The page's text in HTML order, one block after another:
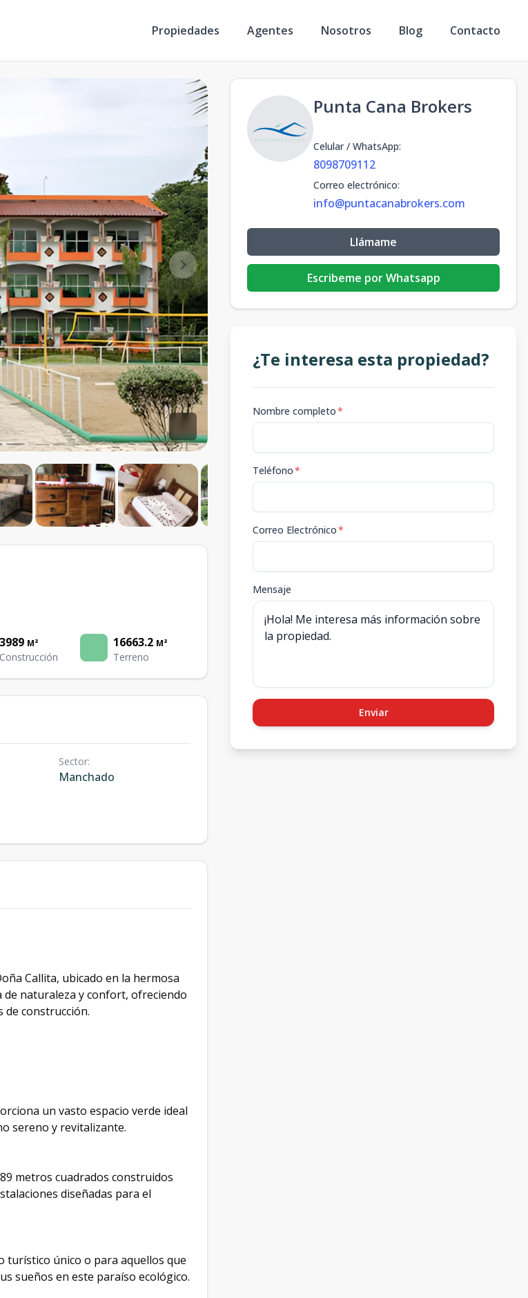
Propiedades Agentes Nosotros Blog Contacto
3989 M²
Construcción
16663.2 M²
Terreno
Sector:
Manchado
Callita, ubicado en la hermosa
de naturaleza y confort, ofreciendo
de construcción.
un vasto espacio verde ideal
sereno y revitalizante.
metros cuadrados construidos
diseñadas para el
turístico único o para aquellos que
sueños en este paraíso ecológico.
Punta Cana Brokers
Celular / WhatsApp:
8098709112
Correo electrónico:
info@puntacanabrokers.com
Llámame
Escribeme por Whatsapp
¿Te interesa esta propiedad?
Nombre completo*
Teléfono*
Correo Electrónico*
Mensaje
Enviar